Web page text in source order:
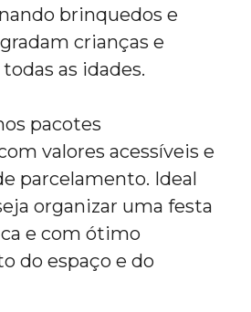
brinquedos e
crianças e
as idades.
pacotes
valores acessíveis e
parcelamento. Ideal
organizar uma festa
e com ótimo
do espaço e do